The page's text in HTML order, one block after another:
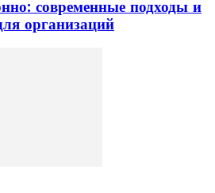
современные подходы и
организаций